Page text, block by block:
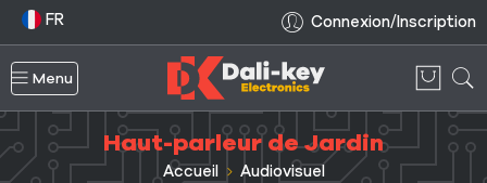
FR Connexion/Inscription
Menu
Haut-parleur de Jardin
Accueil Audiovisuel